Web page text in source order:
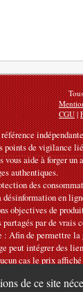
de ce site
CGU|
de vigilance
vous aide à forger
authentiques.
des
en
objectives de
par de vrais
: Afin de permettre
peut intégrer des
cas le prix
expriment des avis